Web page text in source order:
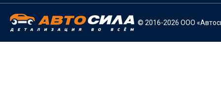
© 2016-2026 ООО